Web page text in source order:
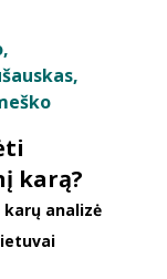
,
,
karą?
analizė